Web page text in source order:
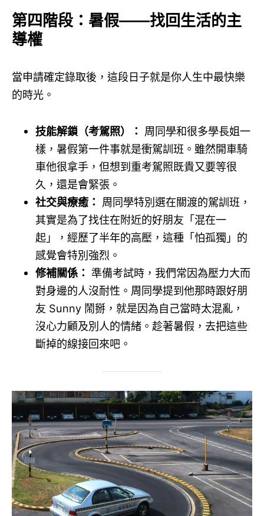
第四階段：暑假——找回生活的主
導權
當申請確定錄取後，這段日子就是你人生中最快樂
的時光。
技能解鎖（考駕照）： 周同學和很多學長姐一
樣，暑假第一件事就是衝駕訓班。雖然開車騎
車他很拿手，但想到重考駕照既貴又要等很
久，還是會緊張。
社交與療癒： 周同學特別選在關渡的駕訓班，
其實是為了找住在附近的好朋友「混在一
起」，經歷了半年的高壓，這種「怕孤獨」的
感覺會特別強烈。
修補關係： 準備考試時，我們常因為壓力大而
對身邊的人沒耐性。周同學提到他那時跟好朋
友 Sunny 鬧掰，就是因為自己當時太混亂，
沒心力顧及別人的情緒。趁著暑假，去把這些
斷掉的線接回來吧。